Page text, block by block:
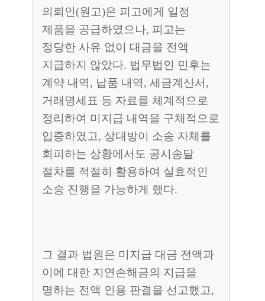
의뢰인(원고)은 피고에게 일정
제품을 공급하였으나, 피고는
정당한 사유 없이 대금을 전액
지급하지 않았다. 법무법인 민후는
계약 내역, 납품 내역, 세금계산서,
거래명세표 등 자료를 체계적으로
정리하여 미지급 내역을 구체적으로
입증하였고, 상대방이 소송 자체를
회피하는 상황에서도 공시송달
절차를 적절히 활용하여 실효적인
소송 진행을 가능하게 했다.
그 결과 법원은 미지급 대금 전액과
이에 대한 지연손해금의 지급을
명하는 전액 인용 판결을 선고했고,